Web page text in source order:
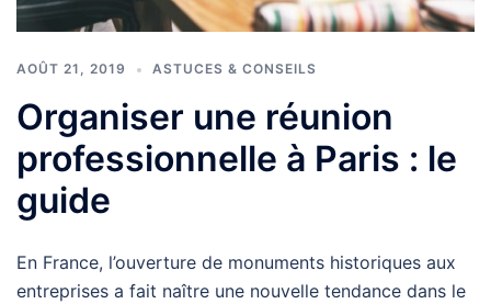
AOÛT 21, 2019 ASTUCES & CONSEILS
Organiser une réunion
professionnelle à Paris : le
guide
En France, l’ouverture de monuments historiques aux
entreprises a fait naître une nouvelle tendance dans le